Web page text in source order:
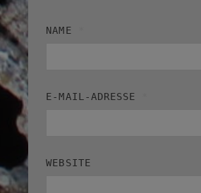
NAME
E-MAIL-ADRESSE
WEBSITE